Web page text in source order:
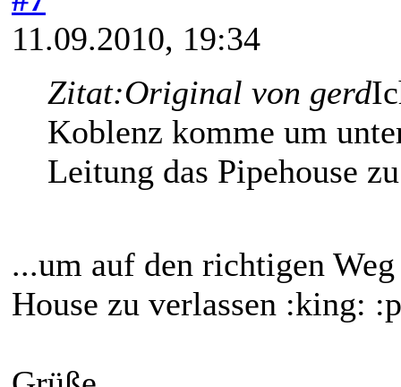
11.09.2010, 19:34
Zitat:Original von gerd
Koblenz komme um
Leitung das Pipehouse
...um auf den richtigen
House zu verlassen :king: